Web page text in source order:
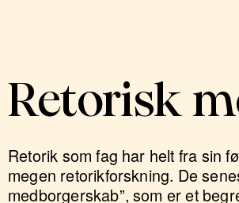
Retorisk
Retorik som fag har helt fra sin
megen retorikforskning. De
medborgerskab”, som er et